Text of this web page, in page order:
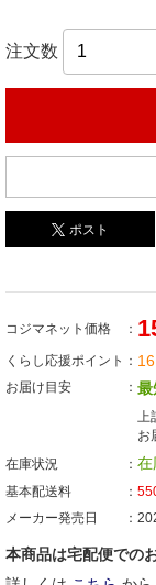
注文数
ポスト
コジマネット価格
くらし応援ポイント 16
お届け目安
最
上
お
在庫状況
在
基本配送料
メーカー発売日
本商品は宅配便での